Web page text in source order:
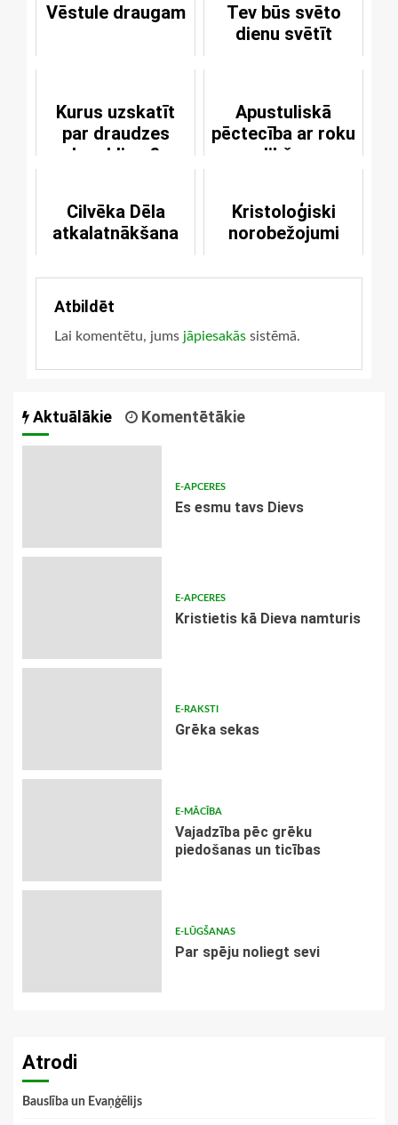
Vēstule draugam
Tev būs svēto
dienu svētīt
Kurus uzskatīt
par draudzes
locekļiem?
Apustuliskā
pēctecība ar roku
uzlikšanu
Cilvēka Dēla
atkalatnākšana
Kristoloģiski
norobežojumi
Atbildēt
Lai komentētu, jums jāpiesakās sistēmā.
Aktuālākie Komentētākie
E-APCERES
Es esmu tavs Dievs
E-APCERES
Kristietis kā Dieva namturis
E-RAKSTI
Grēka sekas
E-MĀCĪBA
Vajadzība pēc grēku
piedošanas un ticības
E-LŪGŠANAS
Par spēju noliegt sevi
Atrodi
Bauslība un Evaņģēlijs